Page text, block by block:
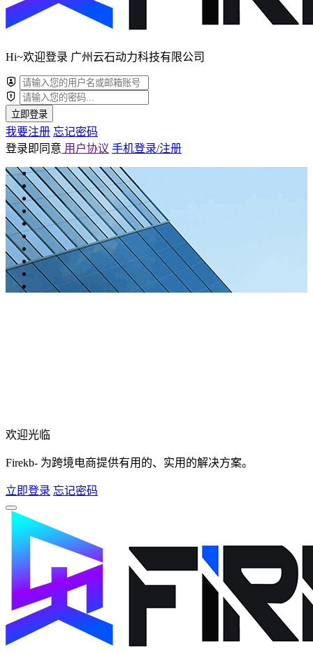
Hi~欢迎登录 广州云石动力科技有限公司
立即登录
我要注册 忘记密码
登录即同意 用户协议 手机登录/注册
欢迎光临
Firekb- 为跨境电商提供有用的、实用的解决方案。
立即登录 忘记密码